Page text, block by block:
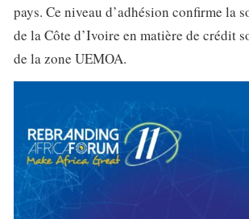
pays. Ce niveau d’adhésion confirme la
de la Côte d’Ivoire en matière de crédit
de la zone UEMOA.